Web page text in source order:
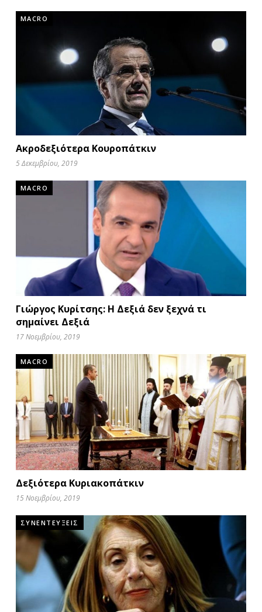
MACRO
Ακροδεξιότερα Κουροπάτκιν
5 Δεκεμβρίου, 2019
MACRO
Γιώργος Κυρίτσης: Η Δεξιά δεν ξεχνά τι
σημαίνει Δεξιά
17 Νοεμβρίου, 2019
MACRO
Δεξιότερα Κυριακοπάτκιν
15 Νοεμβρίου, 2019
ΣΥΝΕΝΤΕΥΞΕΙΣ